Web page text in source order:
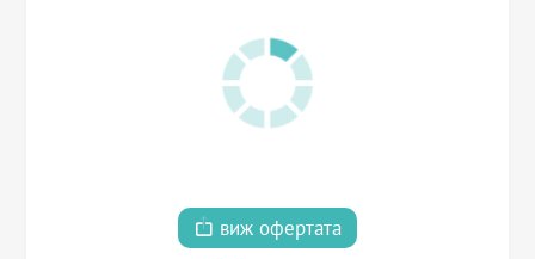
виж офертата